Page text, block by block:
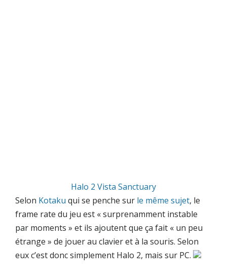
Halo 2 Vista Sanctuary
Selon Kotaku qui se penche sur le même sujet, le
frame rate du jeu est «surprenamment instable
par moments » et ils ajoutent que ça fait « un peu
étrange » de jouer au clavier et à la souris. Selon
eux c’est donc simplement Halo 2, mais sur PC.